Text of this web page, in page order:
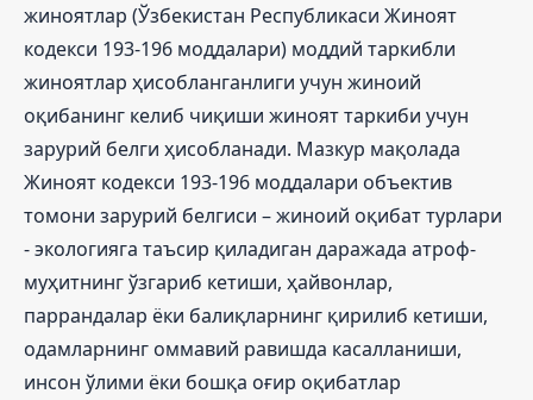
жиноятлар (Ўзбекистан Республикаси Жиноят
кодекси 193-196 моддалари) моддий таркибли
жиноятлар ҳисобланганлиги учун жиноий
оқибанинг келиб чиқиши жиноят таркиби учун
зарурий белги ҳисобланади. Мазкур мақолада
Жиноят кодекси 193-196 моддалари объектив
томони зарурий белгиси – жиноий оқибат турлари
- экологияга таъсир қиладиган даражада атроф-
муҳитнинг ўзгариб кетиши, ҳайвонлар,
паррандалар ёки балиқларнинг қирилиб кетиши,
одамларнинг оммавий равишда касалланиши,
инсон ўлими ёки бошқа оғир оқибатлар